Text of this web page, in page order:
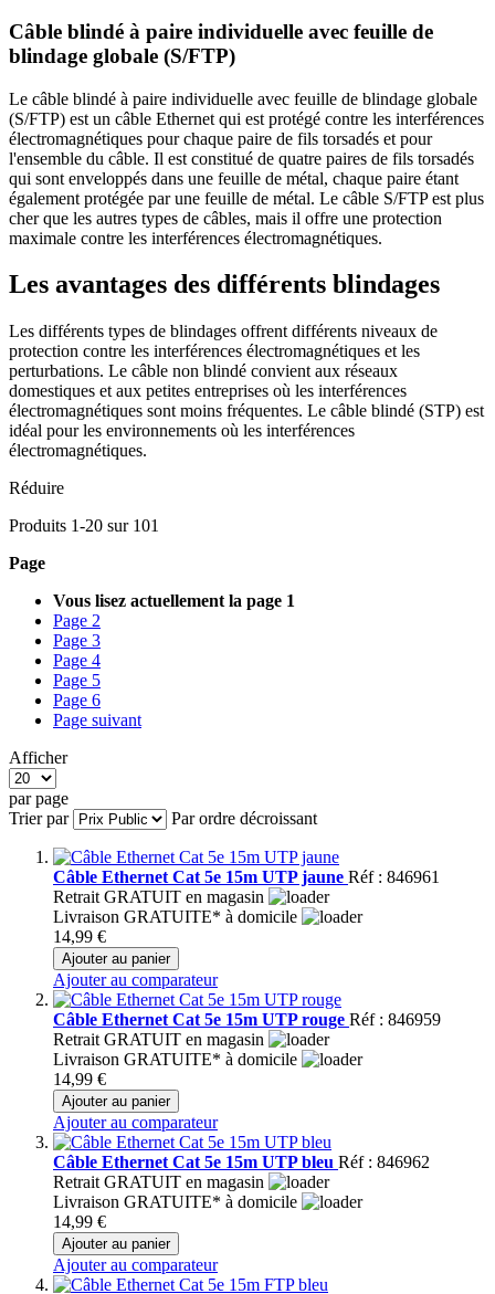
Câble blindé à paire individuelle avec feuille de
blindage globale (S/FTP)
Le câble blindé à paire individuelle avec feuille de blindage globale
(S/FTP) est un câble Ethernet qui est protégé contre les interférences
électromagnétiques pour chaque paire de fils torsadés et pour
l'ensemble du câble. Il est constitué de quatre paires de fils torsadés
qui sont enveloppés dans une feuille de métal, chaque paire étant
également protégée par une feuille de métal. Le câble S/FTP est plus
cher que les autres types de câbles, mais il offre une protection
maximale contre les interférences électromagnétiques.
Les avantages des différents blindages
Les différents types de blindages offrent différents niveaux de
protection contre les interférences électromagnétiques et les
perturbations. Le câble non blindé convient aux réseaux
domestiques et aux petites entreprises où les interférences
électromagnétiques sont moins fréquentes. Le câble blindé (STP) est
idéal pour les environnements où les interférences
électromagnétiques.
Réduire
Produits 1-20 sur 101
Page
Vous lisez actuellement la page 1
Page 2
Page 3
Page 4
Page 5
Page 6
Page suivant
Afficher
par page
Trier par
Par ordre décroissant
Câble Ethernet Cat 5e 15m UTP jaune Réf : 846961
Retrait GRATUIT en magasin
Livraison GRATUITE* à domicile
14,99 €
Ajouter au panier
Ajouter au comparateur
Câble Ethernet Cat 5e 15m UTP rouge Réf : 846959
Retrait GRATUIT en magasin
Livraison GRATUITE* à domicile
14,99 €
Ajouter au panier
Ajouter au comparateur
Câble Ethernet Cat 5e 15m UTP bleu Réf : 846962
Retrait GRATUIT en magasin
Livraison GRATUITE* à domicile
14,99 €
Ajouter au panier
Ajouter au comparateur